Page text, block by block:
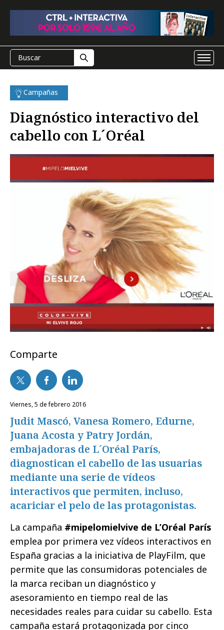
Campañas
Diagnóstico interactivo del
cabello con L´Oréal
Comparte
viernes, 5 de febrero 2016
Judit Mascó, Vanesa Romero, Edurne,
Juana Acosta y Patry Jordán,
embajadoras de L´Oréal París,
diagnostican el cabello de las usuarias
mediante una serie de vídeos
interactivos que permiten, incluso,
acariciar el pelo de las protagonistas.
La campaña #mipelomielvive de L’Oréal París
emplea por primera vez vídeos interactivos en
España gracias a la iniciativa de PlayFilm, que
permite que las consumidoras potenciales de
la marca reciban un diagnóstico y
asesoramiento en tiempo real de las
necesidades reales para cuidar su cabello. Esta
campaña estará protagonizada por cinco